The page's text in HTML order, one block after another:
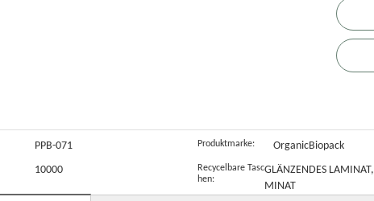
PPB-071 Produktmarke: OrganicBiopack
10000
Recycelbare Tasc
hen:
GLÄNZENDES
MINAT